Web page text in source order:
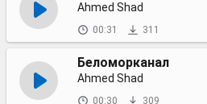
Ahmed Shad
00:31 311
Беломорканал
Ahmed Shad
00:30 309